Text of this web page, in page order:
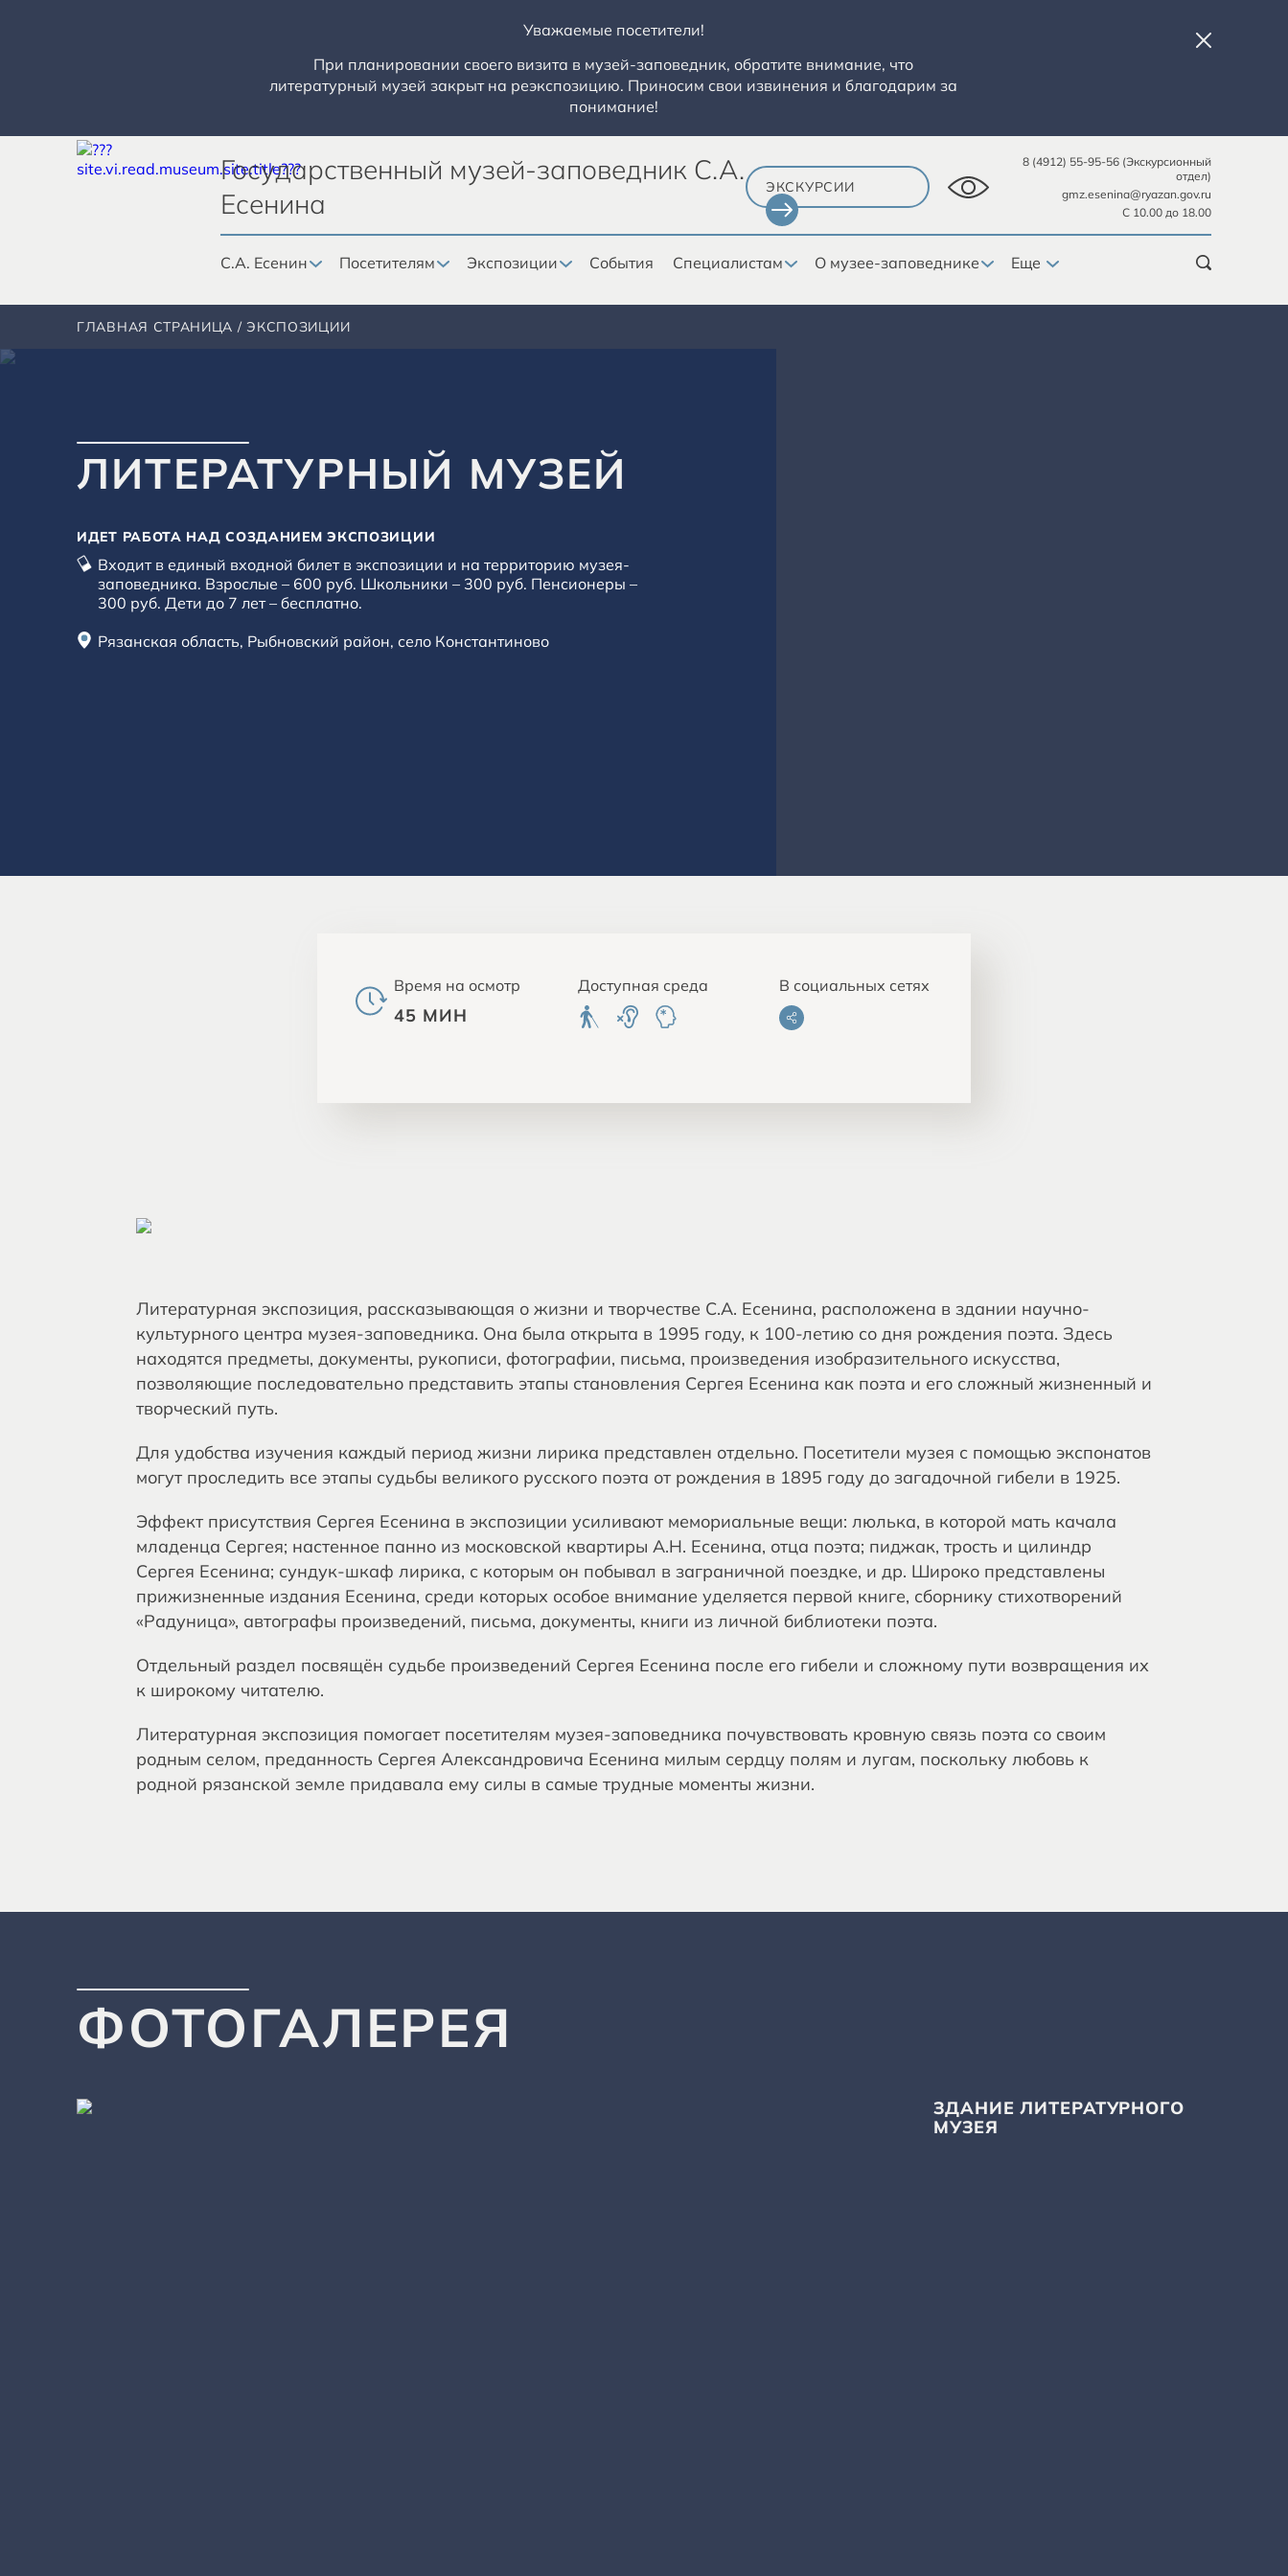
Уважаемые посетители!
При планировании своего визита в музей-заповедник, обратите внимание, что
литературный музей закрыт на реэкспозицию. Приносим свои извинения и благодарим за
понимание!
Государственный музей-заповедник С.А.
Есенина
ЭКСКУРСИИ
8 (4912) 55-95-56 (Экскурсионный
отдел)
gmz.esenina@ryazan.gov.ru
С 10.00 до 18.00
С.А. Есенин Посетителям Экспозиции События Специалистам О музее-заповеднике Еще
ГЛАВНАЯ СТРАНИЦА ЭКСПОЗИЦИИ
ЛИТЕРАТУРНЫЙ МУЗЕЙ
ИДЕТ РАБОТА НАД СОЗДАНИЕМ ЭКСПОЗИЦИИ
Входит в единый входной билет в экспозиции и на территорию музея-
заповедника. Взрослые – 600 руб. Школьники – 300 руб. Пенсионеры –
300 руб. Дети до 7 лет – бесплатно.
Рязанская область, Рыбновский район, село Константиново
Время на осмотр
45 МИН
Доступная среда В социальных сетях
Литературная экспозиция, рассказывающая о жизни и творчестве С.А. Есенина, расположена в здании научно-
культурного центра музея-заповедника. Она была открыта в 1995 году, к 100-летию со дня рождения поэта. Здесь
находятся предметы, документы, рукописи, фотографии, письма, произведения изобразительного искусства,
позволяющие последовательно представить этапы становления Сергея Есенина как поэта и его сложный жизненный и
творческий путь.
Для удобства изучения каждый период жизни лирика представлен отдельно. Посетители музея с помощью экспонатов
могут проследить все этапы судьбы великого русского поэта от рождения в 1895 году до загадочной гибели в 1925.
Эффект присутствия Сергея Есенина в экспозиции усиливают мемориальные вещи: люлька, в которой мать качала
младенца Сергея; настенное панно из московской квартиры А.Н. Есенина, отца поэта; пиджак, трость и цилиндр
Сергея Есенина; сундук-шкаф лирика, с которым он побывал в заграничной поездке, и др. Широко представлены
прижизненные издания Есенина, среди которых особое внимание уделяется первой книге, сборнику стихотворений
«Радуница», автографы произведений, письма, документы, книги из личной библиотеки поэта.
Отдельный раздел посвящён судьбе произведений Сергея Есенина после его гибели и сложному пути возвращения их
к широкому читателю.
Литературная экспозиция помогает посетителям музея-заповедника почувствовать кровную связь поэта со своим
родным селом, преданность Сергея Александровича Есенина милым сердцу полям и лугам, поскольку любовь к
родной рязанской земле придавала ему силы в самые трудные моменты жизни.
ФОТОГАЛЕРЕЯ
ЗДАНИЕ ЛИТЕРАТУРНОГО
МУЗЕЯ